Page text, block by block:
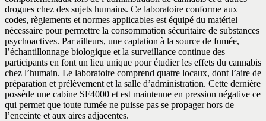
drogues chez des sujets humains. Ce laboratoire conforme aux
codes, règlements et normes applicables est équipé du matériel
nécessaire pour permettre la consommation sécuritaire de substances
psychoactives. Par ailleurs, une captation à la source de fumée,
l’échantillonnage biologique et la surveillance continue des
participants en font un lieu unique pour étudier les effets du cannabis
chez l’humain. Le laboratoire comprend quatre locaux, dont l’aire de
préparation et prélèvement et la salle d’administration. Cette dernière
possède une cabine SF4000 et est maintenue en pression négative ce
qui permet que toute fumée ne puisse pas se propager hors de
l’enceinte et aux aires adjacentes.